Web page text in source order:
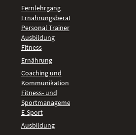
Fernlehrgang
Ernährungsberater
Personal Trainer
Ausbildung
Fitness
Ernährung
Coaching und
Kommunikation
Fitness- und
Sportmanagement
E-Sport
Ausbildung